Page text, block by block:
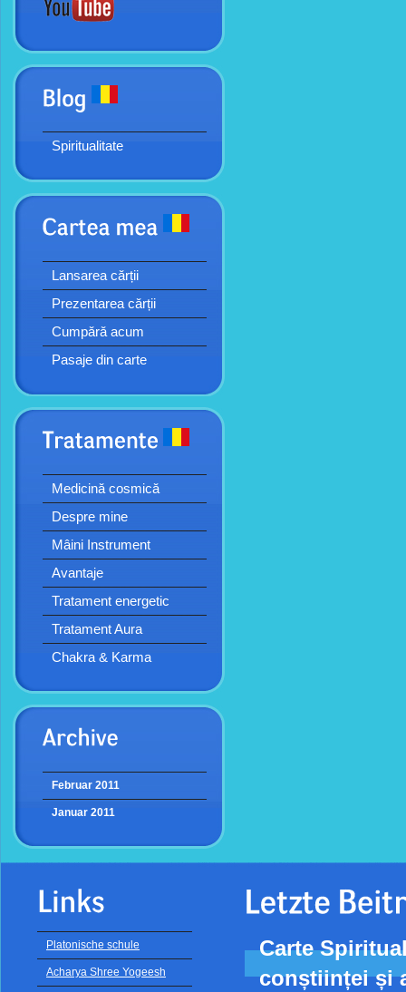
Spiritualitate
Lansarea cărții
Prezentarea cărții
Cumpără acum
Pasaje din carte
Medicină cosmică
Despre mine
Mâini Instrument
Avantaje
Tratament energetic
Tratament Aura
Chakra & Karma
Februar 2011
Januar 2011
Platonische schule
Acharya Shree Yogeesh
Carte
conștiinței și